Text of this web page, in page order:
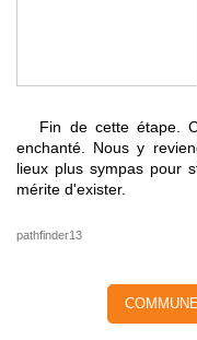
Fin de cette étape.
enchanté. Nous y
lieux plus sympas pour
mérite d'exister.
pathfinder13